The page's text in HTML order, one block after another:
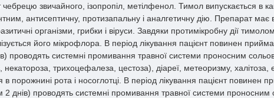
звичайного, ізопропіл, метілфенол. Тимол випускається в
антисептичну, протизапальну і аналгетичну дію. Препарат
організми, грибки і віруси. Завдяки протимікробну дії
його мікрофлора. В період лікування пацієнт повинен
проводять системні промивання травної системи проносним
некатороза, трихоцефалеза, цестоза), діареї, метеоризму,
порожнині рота і носоглотці. В період лікування пацієнт повинен
2 днів) проводять системні промивання травної системи